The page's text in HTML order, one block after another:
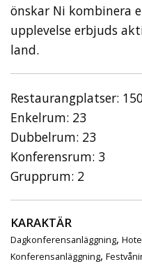
önskar Ni kombinera
upplevelse erbjuds
land.
Restaurangplatser:
Enkelrum: 23
Dubbelrum: 23
Konferensrum: 3
Grupprum: 2
KARAKTÄR
Dagkonferensanläggning,
Konferensanläggning,